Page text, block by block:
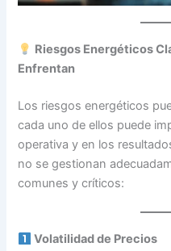
Riesgos Energéticos
Enfrentan
Los riesgos energéticos
cada uno de ellos puede
operativa y en los
no se gestionan
comunes y críticos:
Volatilidad de Precios